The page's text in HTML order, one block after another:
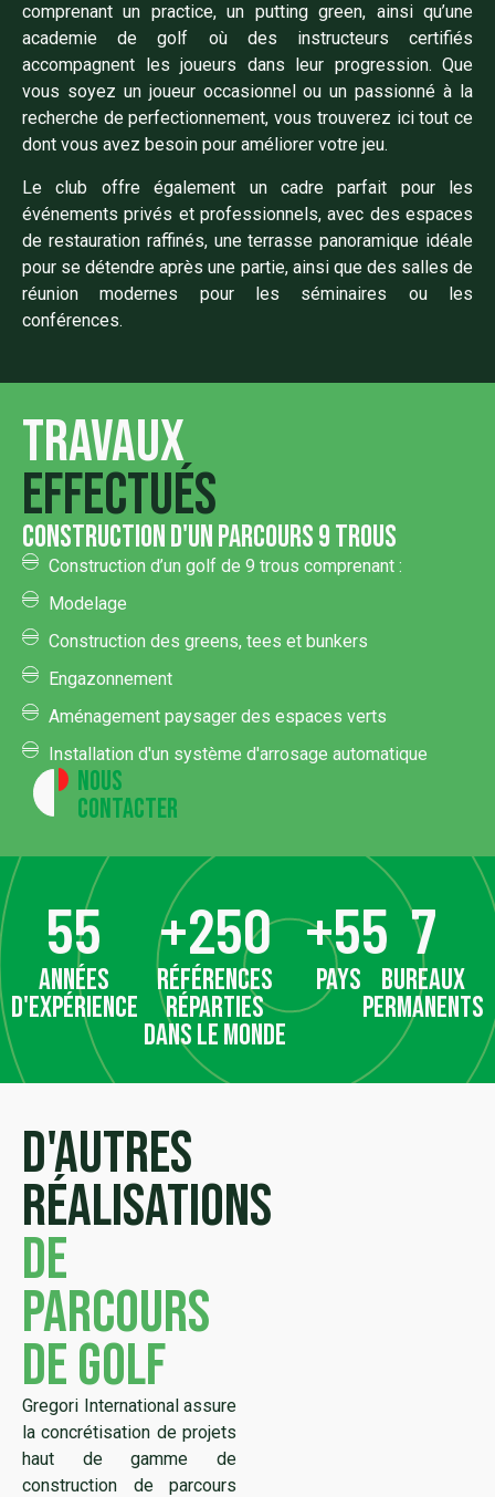
comprenant un practice, un putting green, ainsi qu’une
academie de golf où des instructeurs certifiés
accompagnent les joueurs dans leur progression. Que
vous soyez un joueur occasionnel ou un passionné à la
recherche de perfectionnement, vous trouverez ici tout ce
dont vous avez besoin pour améliorer votre jeu.
Le club offre également un cadre parfait pour les
événements privés et professionnels, avec des espaces
de restauration raffinés, une terrasse panoramique idéale
pour se détendre après une partie, ainsi que des salles de
réunion modernes pour les séminaires ou les
conférences.
Travaux
effectués
construction d'un parcours 9 trous
Construction d’un golf de 9 trous comprenant :
Modelage
Construction des greens, tees et bunkers
Engazonnement
Aménagement paysager des espaces verts
Installation d'un système d'arrosage automatique
Nous
contacter
années
d'expérience
55
références
réparties
dans le monde
+250
pays
+55
bureaux
permanents
7
D'autres
réalisations
de
parcours
de golf
Gregori International assure
la concrétisation de projets
haut de gamme de
construction de parcours